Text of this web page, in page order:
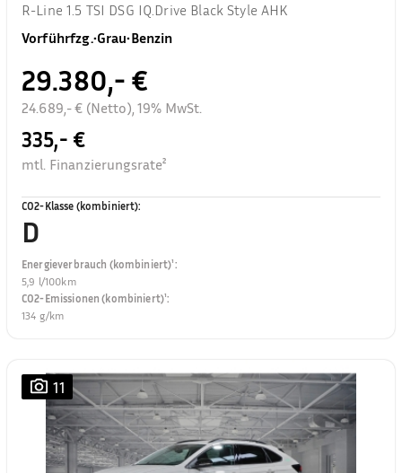
R-Line 1.5 TSI DSG IQ.Drive Black Style AHK
Vorführfzg.•Grau•Benzin
29.380,- €
24.689,- € (Netto), 19% MwSt.
335,- €
mtl. Finanzierungsrate²
CO2-Klasse (kombiniert):
D
Energieverbrauch (kombiniert)¹:
5,9 l/100km
CO2-Emissionen (kombiniert)¹:
134 g/km
11